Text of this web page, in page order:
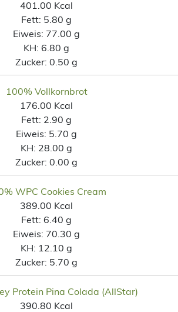
401.00 Kcal
Fett: 5.80 g
Eiweis: 77.00 g
KH: 6.80 g
Zucker: 0.50 g
100% Vollkornbrot
176.00 Kcal
Fett: 2.90 g
Eiweis: 5.70 g
KH: 28.00 g
Zucker: 0.00 g
WPC Cookies Cream
389.00 Kcal
Fett: 6.40 g
Eiweis: 70.30 g
KH: 12.10 g
Zucker: 5.70 g
Protein Pina Colada (AllStar)
390.80 Kcal